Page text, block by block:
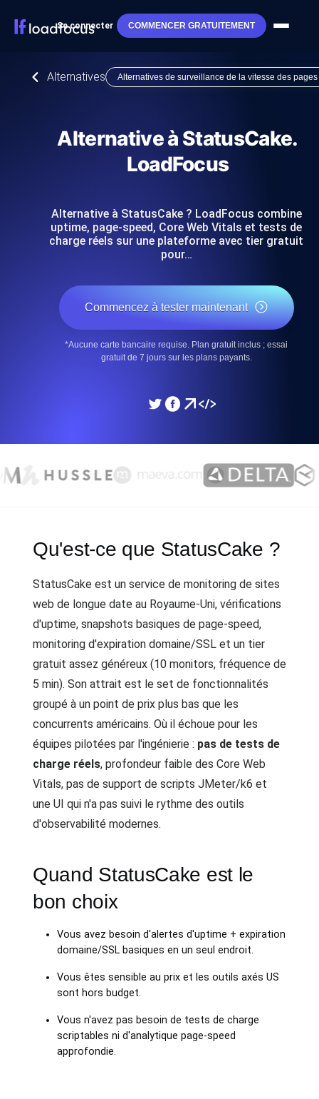
Se connecter COMMENCER GRATUITEMENT
Alternatives Alternatives de surveillance de la vitesse des pages
Alternative à StatusCake.
LoadFocus
Alternative à StatusCake ? LoadFocus combine
uptime, page-speed, Core Web Vitals et tests de
charge réels sur une plateforme avec tier gratuit
pour…
Commencez à tester maintenant
*Aucune carte bancaire requise. Plan gratuit inclus ; essai
gratuit de 7 jours sur les plans payants.
Qu'est-ce que StatusCake ?
StatusCake est un service de monitoring de sites
web de longue date au Royaume-Uni, vérifications
d'uptime, snapshots basiques de page-speed,
monitoring d'expiration domaine/SSL et un tier
gratuit assez généreux (10 monitors, fréquence de
5 min). Son attrait est le set de fonctionnalités
groupé à un point de prix plus bas que les
concurrents américains. Où il échoue pour les
équipes pilotées par l'ingénierie : pas de tests de
charge réels, profondeur faible des Core Web
Vitals, pas de support de scripts JMeter/k6 et
une UI qui n'a pas suivi le rythme des outils
d'observabilité modernes.
Quand StatusCake est le
bon choix
Vous avez besoin d'alertes d'uptime + expiration
domaine/SSL basiques en un seul endroit.
Vous êtes sensible au prix et les outils axés US
sont hors budget.
Vous n'avez pas besoin de tests de charge
scriptables ni d'analytique page-speed
approfondie.